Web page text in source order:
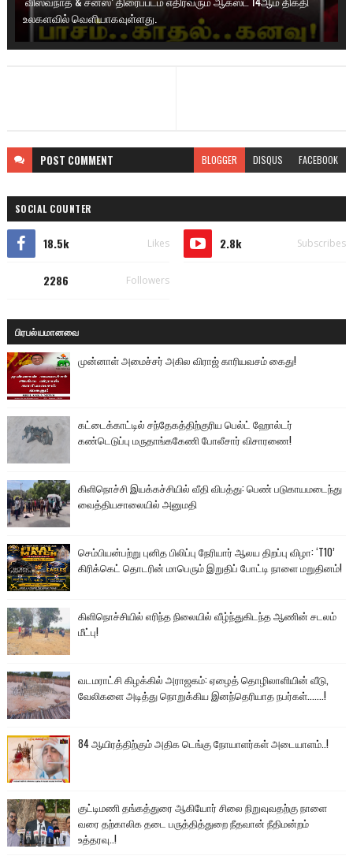
உலகளவில் வெளியாகவுள்ளது.
POST COMMENT BLOGGER DISQUS FACEBOOK
SOCIAL COUNTER
18.5k Likes 2.8k Subscribes
2286 Followers
பிரபல்யமானவை
முன்னாள் அமைச்சர் அகில விராஜ் காரியவசம் கைது!
கட்டைக்காட்டில் சந்தேகத்திற்குரிய பெல்ட் ஹோல்டர்
கண்டெடுப்பு மருதாங்ககேணி போலீசார் விசாரணை!
கிளிநொச்சி இயக்கச்சியில் வீதி விபத்து: பெண் படுகாயமடைந்து
வைத்தியசாலையில் அனுமதி
செம்பியன்பற்று புனித பிலிப்பு நேரியார் ஆலய திறப்பு விழா: ‘T10’
கிரிக்கெட் தொடரின் மாபெரும் இறுதிப் போட்டி நாளை மறுதினம்!
கிளிநொச்சியில் எரிந்த நிலையில் வீழ்ந்துகிடந்த ஆணின் சடலம்
மீட்பு!
வடமராட்சி கிழக்கில் அராஜகம்: ஏழைத் தொழிலாளியின் வீடு,
வேலிகளை அடித்து நொறுக்கிய இனந்தெரியாத நபர்கள்.......!
84 ஆயிரத்திற்கும் அதிக டெங்கு நோயாளர்கள் அடையாளம்..!
குட்டிமணி தங்கத்துரை ஆகியோர் சிலை நிறுவுவதற்கு நாளை
வரை தற்காலிக தடை பருத்தித்துறை நீதவான் நீதிமன்றம்
உத்தரவு..!